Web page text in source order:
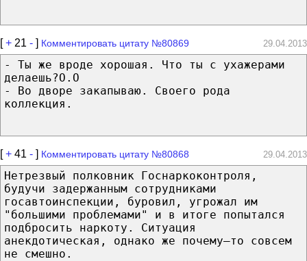
[+ 21 - ] Комментировать цитату №80869 29.04.2013
- Ты же вроде хорошая. Что ты с ухажерами
делаешь?О.О
- Во дворе закапываю. Своего рода
коллекция.
[+ 41 - ] Комментировать цитату №80868 29.04.2013
Нетрезвый полковник Госнаркоконтроля,
будучи задержанным сотрудниками
госавтоинспекции, буровил, угрожал им
"большими проблемами" и в итоге попытался
подбросить наркоту. Ситуация
анекдотическая, однако же почему–то совсем
не смешно.